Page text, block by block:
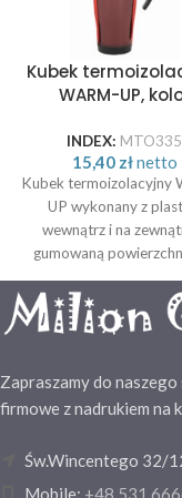
Kubek
WARM-UP,
INDEX: MTO335
15,40 złnetto
Kubek termoizolacyjny
UP wykonany z
wewnątrz i na
gumowaną
wieczkiem i otworem do
wieczku, 400 ml.
Zapraszamy do
firmowe z nadrukiem na
Św.Wincentego 32/
Mobile: +48 531